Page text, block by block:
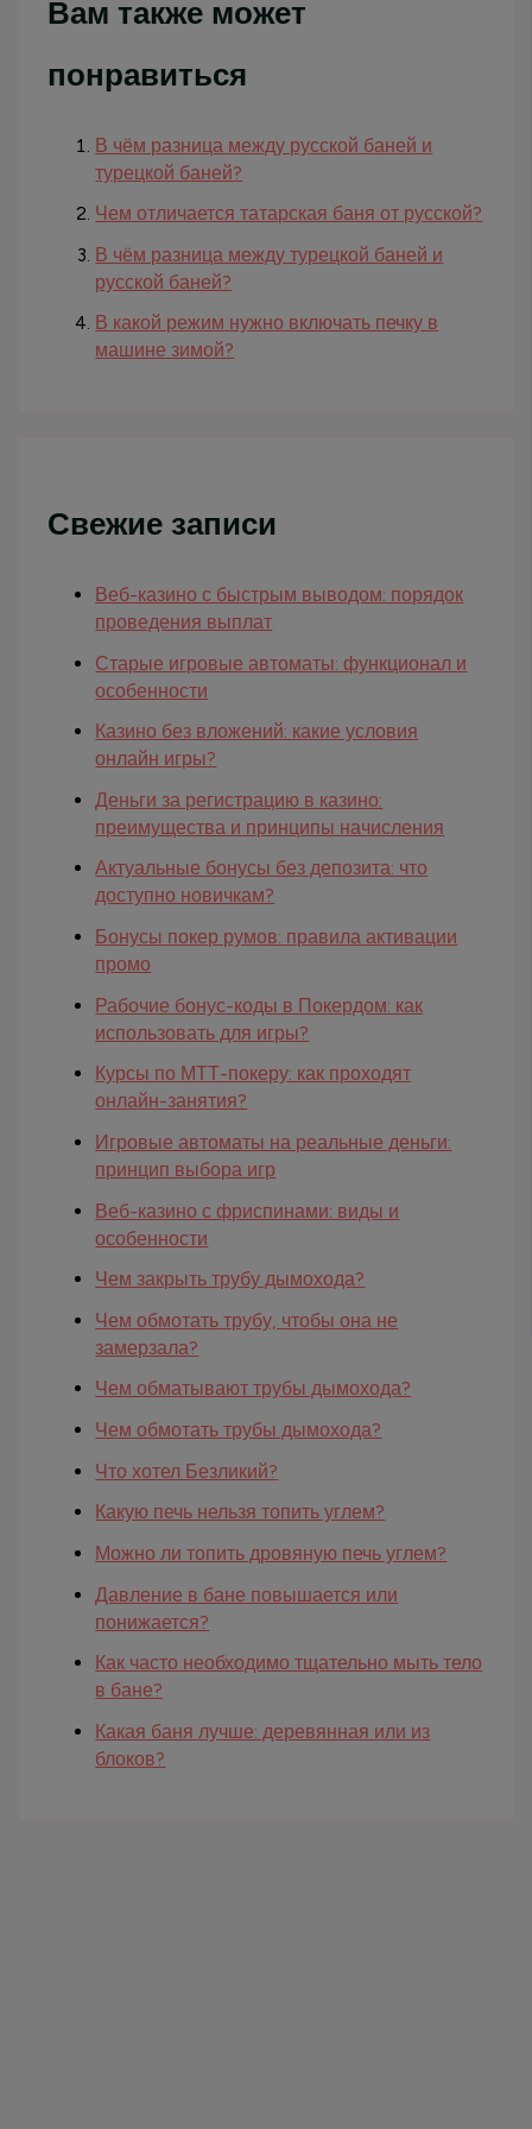
Вам также может
понравиться
В чём разница между русской баней и
турецкой баней?
Чем отличается татарская баня от русской?
В чём разница между турецкой баней и
русской баней?
В какой режим нужно включать печку в
машине зимой?
Свежие записи
Веб-казино с быстрым выводом: порядок
проведения выплат
Старые игровые автоматы: функционал и
особенности
Казино без вложений: какие условия
онлайн игры?
Деньги за регистрацию в казино:
преимущества и принципы начисления
Актуальные бонусы без депозита: что
доступно новичкам?
Бонусы покер румов: правила активации
промо
Рабочие бонус-коды в Покердом: как
использовать для игры?
Курсы по МТТ-покеру: как проходят
онлайн-занятия?
Игровые автоматы на реальные деньги:
принцип выбора игр
Веб-казино с фриспинами: виды и
особенности
Чем закрыть трубу дымохода?
Чем обмотать трубу, чтобы она не
замерзала?
Чем обматывают трубы дымохода?
Чем обмотать трубы дымохода?
Что хотел Безликий?
Какую печь нельзя топить углем?
Можно ли топить дровяную печь углем?
Давление в бане повышается или
понижается?
Как часто необходимо тщательно мыть тело
в бане?
Какая баня лучше: деревянная или из
блоков?